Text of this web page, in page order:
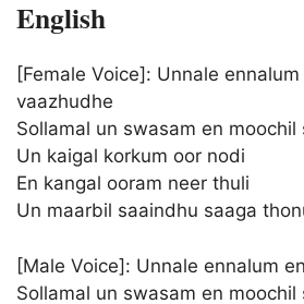
English
[Female Voice]: Unnale
vaazhudhe
Sollamal un swasam en moochil
Un kaigal korkum oor nodi
En kangal ooram neer thuli
Un maarbil saaindhu saaga
[Male Voice]: Unnale ennalum
Sollamal un swasam en moochil